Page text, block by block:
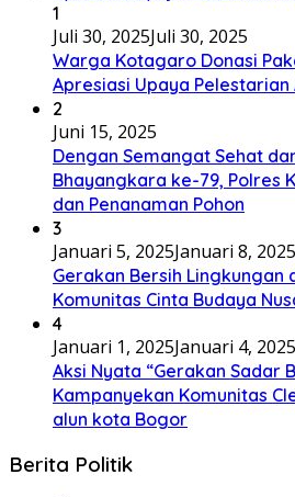
1
Juli 30, 2025Juli 30, 2025
Warga Kotagaro Donasi
Apresiasi Upaya Pelestarian
2
Juni 15, 2025
Dengan Semangat Sehat
Bhayangkara ke-79, Polres
dan Penanaman Pohon
3
Januari 5, 2025Januari 8, 2025
Gerakan Bersih Lingkungan
Komunitas Cinta Budaya
4
Januari 1, 2025Januari 4, 2025
Aksi Nyata “Gerakan Sadar
Kampanyekan Komunitas
alun kota Bogor
Berita Politik